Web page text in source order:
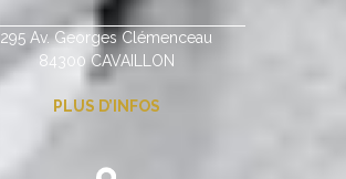
295 Av. Georges Clémenceau
84300 CAVAILLON
PLUS D’INFOS